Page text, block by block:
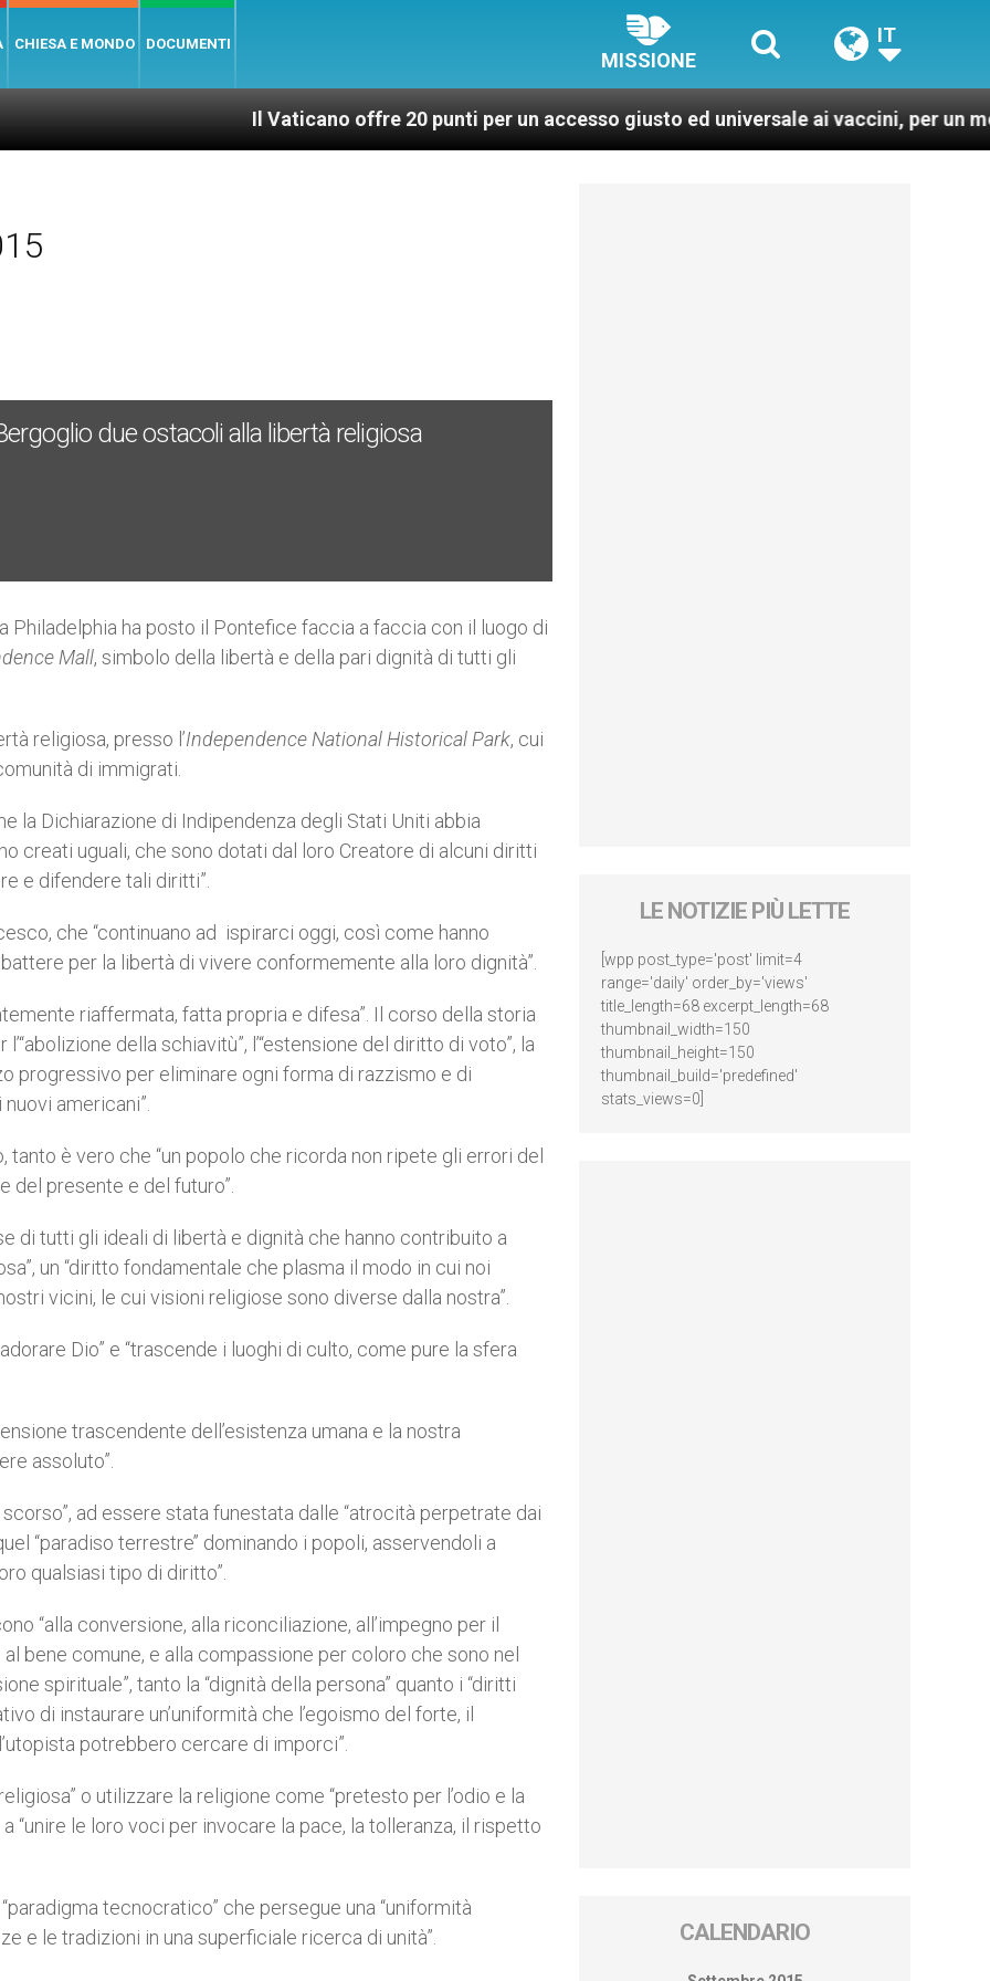
CHIESA E MONDO DOCUMENTI
MISSIONE
IT
Il Vaticano offre 20 punti per un accesso giusto ed universale ai vaccini, per un mondo più
due ostacoli alla libertà religiosa
Philadelphia ha posto il Pontefice faccia a faccia con il luogo di
Mall, simbolo della libertà e della pari dignità di tutti gli
religiosa, presso l’Independence National Historical Park, cui
di immigrati.
la Dichiarazione di Indipendenza degli Stati Uniti abbia
creati uguali, che sono dotati dal loro Creatore di alcuni diritti
e difendere tali diritti”.
che “continuano ad ispirarci oggi, così come hanno
per la libertà di vivere conformemente alla loro dignità”.
riaffermata, fatta propria e difesa”. Il corso della storia
della schiavitù”, l’“estensione del diritto di voto”, la
progressivo per eliminare ogni forma di razzismo e di
americani”.
è vero che “un popolo che ricorda non ripete gli errori del
del presente e del futuro”.
di tutti gli ideali di libertà e dignità che hanno contribuito a
un “diritto fondamentale che plasma il modo in cui noi
vicini, le cui visioni religiose sono diverse dalla nostra”.
Dio” e “trascende i luoghi di culto, come pure la sfera
trascendente dell’esistenza umana e la nostra
assoluto”.
ad essere stata funestata dalle “atrocità perpetrate dai
‘‘paradiso terrestre’’ dominando i popoli, asservendoli a
qualsiasi tipo di diritto”.
“alla conversione, alla riconciliazione, all’impegno per il
bene comune, e alla compassione per coloro che sono nel
spirituale”, tanto la “dignità della persona” quanto i “diritti
di instaurare un’uniformità che l’egoismo del forte, il
potrebbero cercare di imporci”.
o utilizzare la religione come “pretesto per l’odio e la
“unire le loro voci per invocare la pace, la tolleranza, il rispetto
tecnocratico” che persegue una “uniformità
e le tradizioni in una superficiale ricerca di unità”.
LE NOTIZIE PIÙ LETTE
[wpp post_type='post' limit=4
range='daily' order_by='views'
title_length=68 excerpt_length=68
thumbnail_width=150
thumbnail_height=150
thumbnail_build='predefined'
stats_views=0]
CALENDARIO